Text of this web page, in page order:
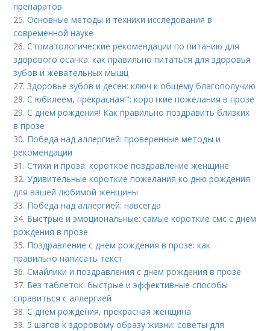
препаратов
25.Основные методы и техники исследования в
современной науке
26.Стоматологические рекомендации по питанию для
здорового осанка: как правильно питаться для здоровья
зубов и жевательных мышц
27.Здоровье зубов и десен: ключ к общему благополучию
28.С юбилеем, прекрасная!": короткие пожелания в прозе
29.С днем рождения! Как правильно поздравить близких
в прозе
30. Победа над аллергией: проверенные методы и
рекомендации
31.Стихи и проза: короткое поздравление женщине
32.Удивительные короткие пожелания ко дню рождения
для вашей любимой женщины
33. Победа над аллергией: навсегда
34. Быстрые и эмоциональные: самые короткие смс с днем
рождения в прозе
35. Поздравление с днем рождения в прозе: как
правильно написать текст
36.Смайлики и поздравления с днем рождения в прозе
37. Без таблеток: быстрые и эффективные способы
справиться с аллергией
38.С днём рождения, прекрасная женщина
39. 5 шагов к здоровому образу жизни: советы для